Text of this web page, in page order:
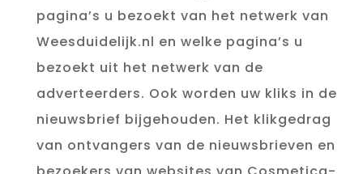
pagina’s u bezoekt van het netwerk van
Weesduidelijk.nl en welke pagina’s u
bezoekt uit het netwerk van de
adverteerders. Ook worden uw kliks in de
nieuwsbrief bijgehouden. Het klikgedrag
van ontvangers van de nieuwsbrieven en